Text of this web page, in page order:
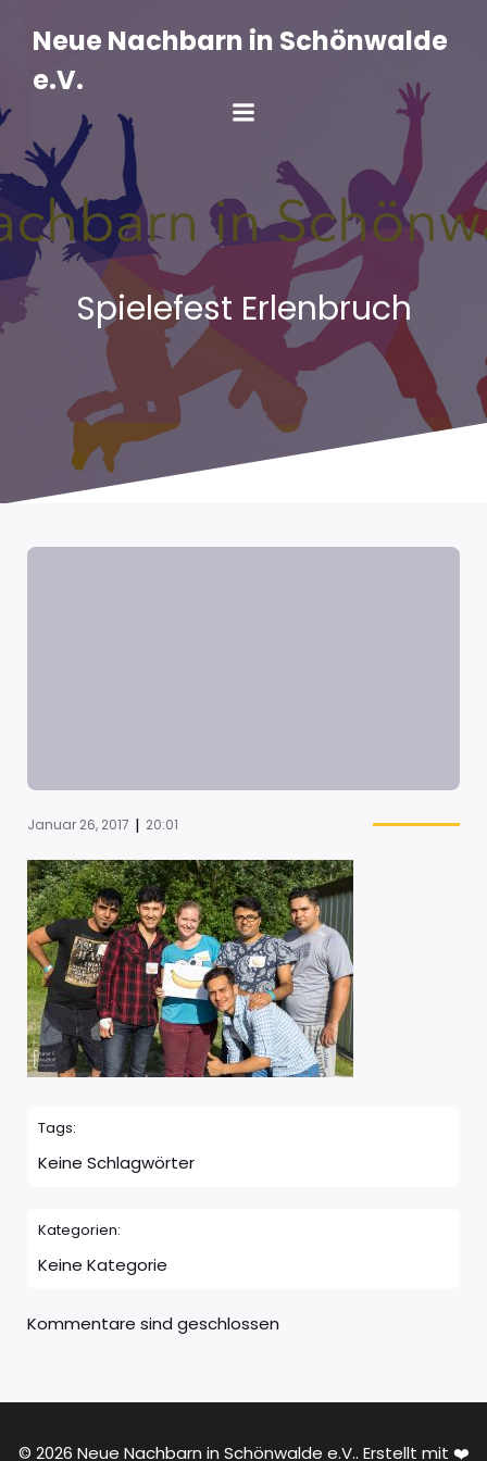
Inhalt
springenNeue Nachbarn in Schönwalde
e.V.
Spielefest Erlenbruch
Januar 26, 2017 | 20:01
Tags:
Keine Schlagwörter
Kategorien:
Keine Kategorie
Kommentare sind geschlossen
© 2026 Neue Nachbarn in Schönwalde e.V.. Erstellt mit ❤️